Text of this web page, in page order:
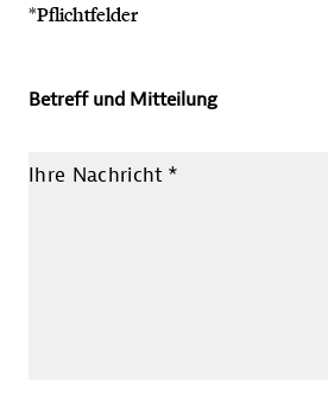
*Pflichtfelder
Betreff und Mitteilung
Ihre Nachricht *